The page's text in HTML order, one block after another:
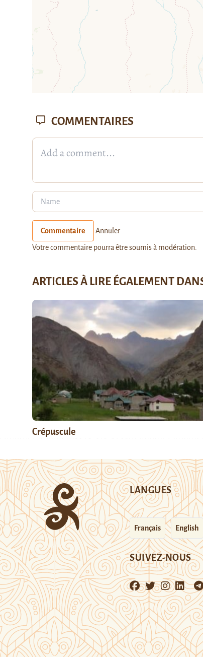
COMMENTAIRES
Commentaire Annuler
Votre commentaire pourra être soumis à modération.
ARTICLES À LIRE ÉGALEMENT
Crépuscule
LANGUES
Français English
SUIVEZ-NOUS